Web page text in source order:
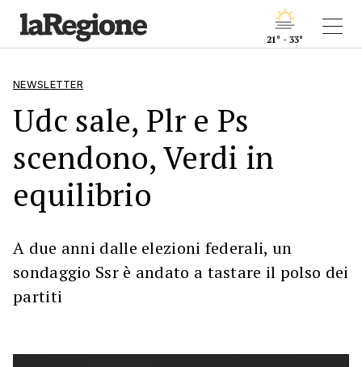
21° - 33°
NEWSLETTER
Udc sale, Plr e Ps
scendono, Verdi in
equilibrio
A due anni dalle elezioni federali, un
sondaggio Ssr è andato a tastare il polso dei
partiti